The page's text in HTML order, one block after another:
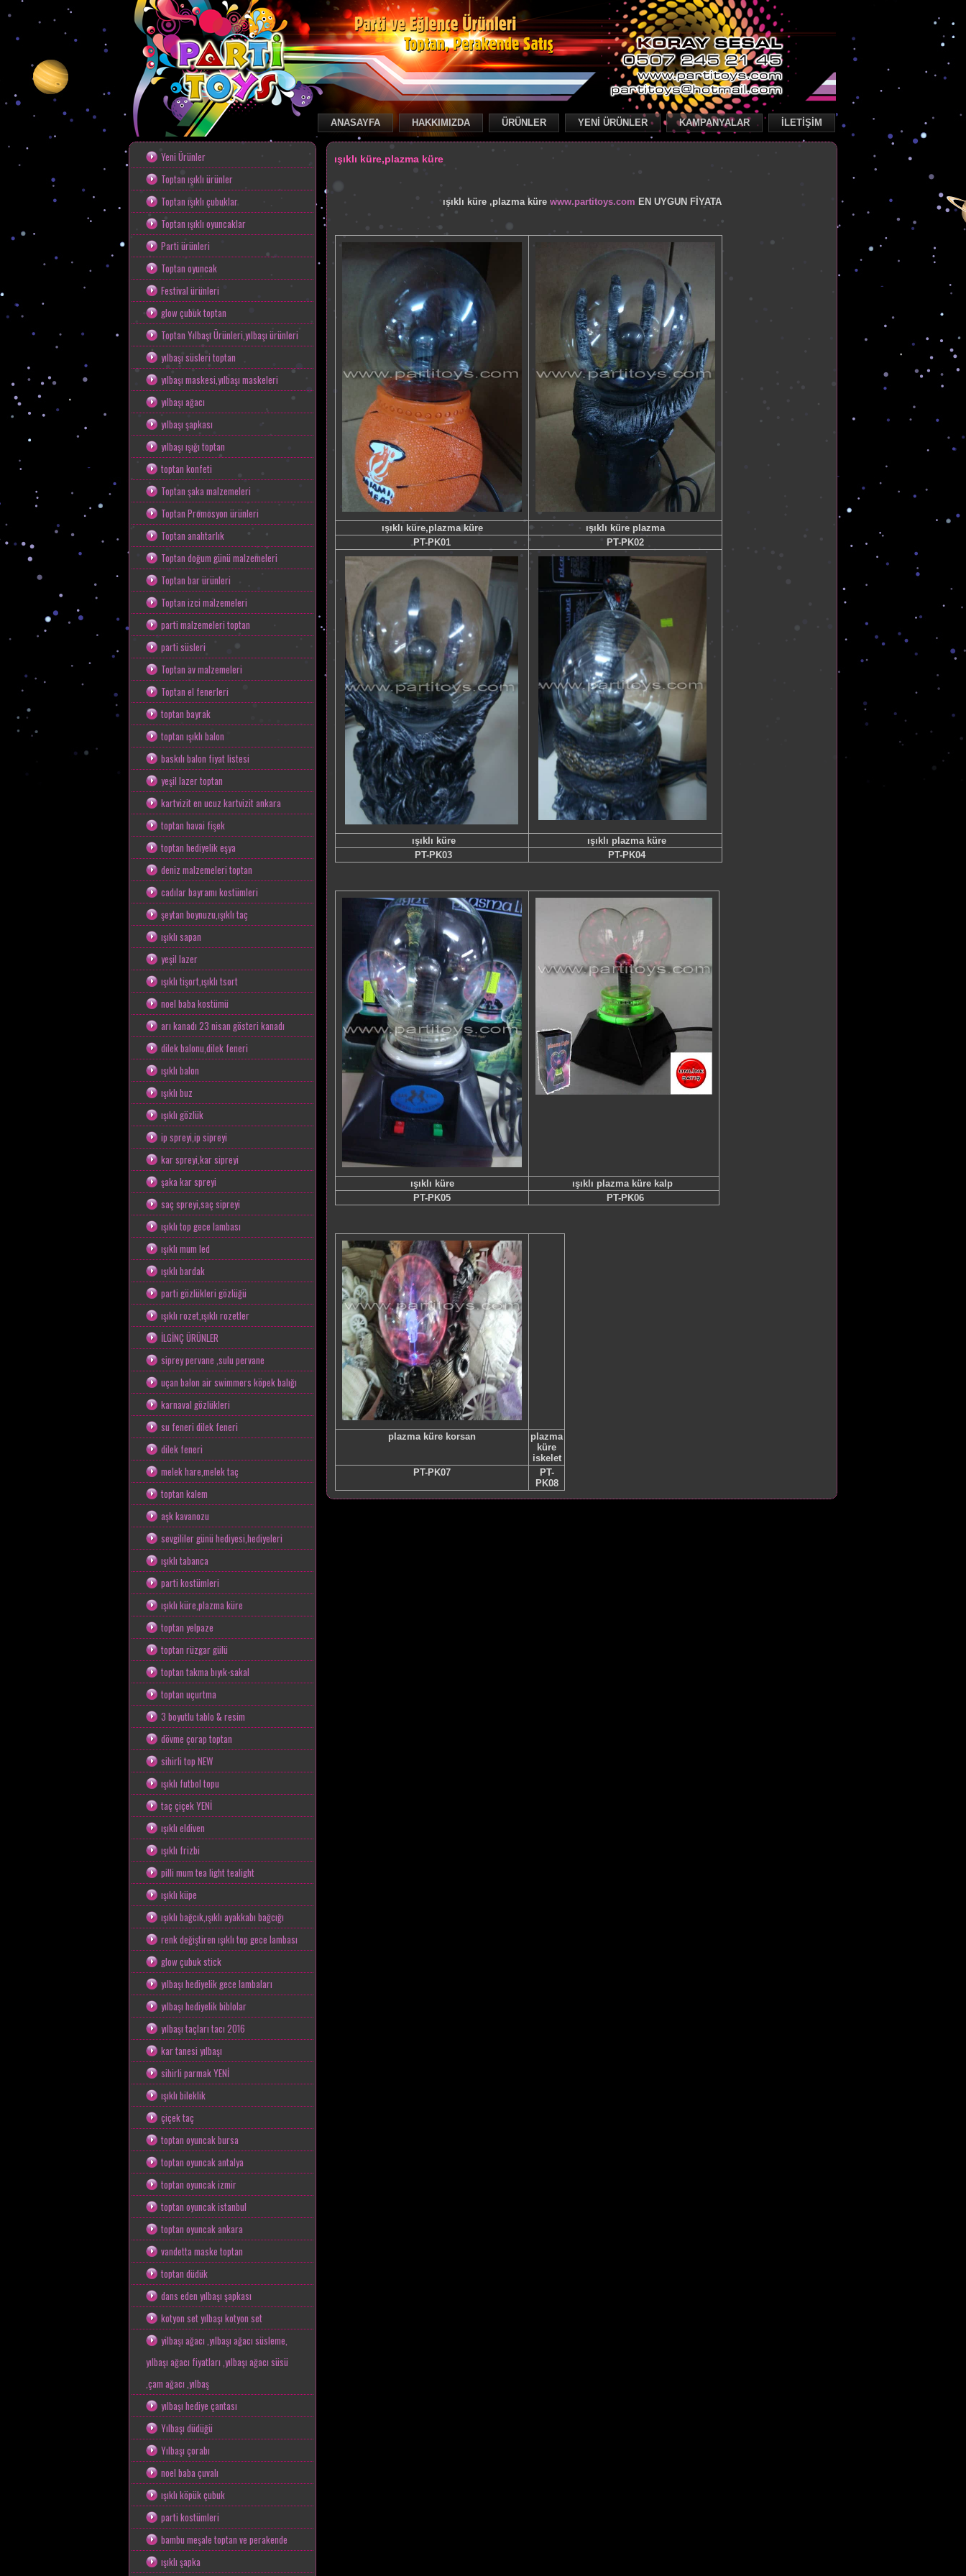
ANASAYFA HAKKIMIZDA ÜRÜNLER YENİ ÜRÜNLER KAMPANYALAR İLETİŞİM
Yeni Ürünler
Toptan ışıklı ürünler
Toptan ışıklı çubuklar
Toptan ışıklı oyuncaklar
Parti ürünleri
Toptan oyuncak
Festival ürünleri
glow çubuk toptan
Toptan Yılbaşı Ürünleri,yılbaşı ürünleri
yılbaşı süsleri toptan
yılbaşı maskesi,yılbaşı maskeleri
yılbaşı ağacı
yılbaşı şapkası
yılbaşı ışığı toptan
toptan konfeti
Toptan şaka malzemeleri
Toptan Promosyon ürünleri
Toptan anahtarlık
Toptan doğum günü malzemeleri
Toptan bar ürünleri
Toptan izci malzemeleri
parti malzemeleri toptan
parti süsleri
Toptan av malzemeleri
Toptan el fenerleri
toptan bayrak
toptan ışıklı balon
baskılı balon fiyat listesi
yeşil lazer toptan
kartvizit en ucuz kartvizit ankara
toptan havai fişek
toptan hediyelik eşya
deniz malzemeleri toptan
cadılar bayramı kostümleri
şeytan boynuzu,ışıklı taç
ışıklı sapan
yeşil lazer
ışıklı tişort,ışıklı tsort
noel baba kostümü
arı kanadı 23 nisan gösteri kanadı
dilek balonu,dilek feneri
ışıklı balon
ışıklı buz
ışıklı gözlük
ip spreyi,ip sipreyi
kar spreyi,kar sipreyi
şaka kar spreyi
saç spreyi,saç sipreyi
ışıklı top gece lambası
ışıklı mum led
ışıklı bardak
parti gözlükleri gözlüğü
ışıklı rozet,ışıklı rozetler
İLGİNÇ ÜRÜNLER
siprey pervane ,sulu pervane
uçan balon air swimmers köpek balığı
karnaval gözlükleri
su feneri dilek feneri
dilek feneri
melek hare,melek taç
toptan kalem
aşk kavanozu
sevgililer günü hediyesi,hediyeleri
ışıklı tabanca
parti kostümleri
ışıklı küre,plazma küre
toptan yelpaze
toptan rüzgar gülü
toptan takma bıyık-sakal
toptan uçurtma
3 boyutlu tablo & resim
dövme çorap toptan
sihirli top NEW
ışıklı futbol topu
taç çiçek YENİ
ışıklı eldiven
ışıklı frizbi
pilli mum tea light tealight
ışıklı küpe
ışıklı bağcık,ışıklı ayakkabı bağcığı
renk değiştiren ışıklı top gece lambası
glow çubuk stick
yılbaşı hediyelik gece lambaları
yılbaşı hediyelik biblolar
yılbaşı taçları tacı 2016
kar tanesi yılbaşı
sihirli parmak YENİ
ışıklı bileklik
çiçek taç
toptan oyuncak bursa
toptan oyuncak antalya
toptan oyuncak izmir
toptan oyuncak istanbul
toptan oyuncak ankara
vandetta maske toptan
toptan düdük
dans eden yılbaşı şapkası
kotyon set yılbaşı kotyon set
yilbaşı ağacı ,yılbaşı ağacı süsleme,
yılbaşı ağacı fiyatları ,yılbaşı ağacı süsü
,çam ağacı ,yılbaş
yılbaşı hediye çantası
Yılbaşı düdüğü
Yılbaşı çorabı
noel baba çuvalı
ışıklı köpük çubuk
parti kostümleri
bambu meşale toptan ve perakende
ışıklı şapka
ışıklı küre,plazma küre
ışıklı küre ,plazma küre www.partitoys.com EN UYGUN FİYATA
ışıklı küre,plazma küre
ışıklı küre plazma
PT-PK01
PT-PK02
ışıklı küre
ışıklı plazma küre
PT-PK03
PT-PK04
ışıklı küre
ışıklı plazma küre kalp
PT-PK05
PT-PK06
plazma küre korsan
plazma
küre
iskelet
PT-PK07
PT-
PK08